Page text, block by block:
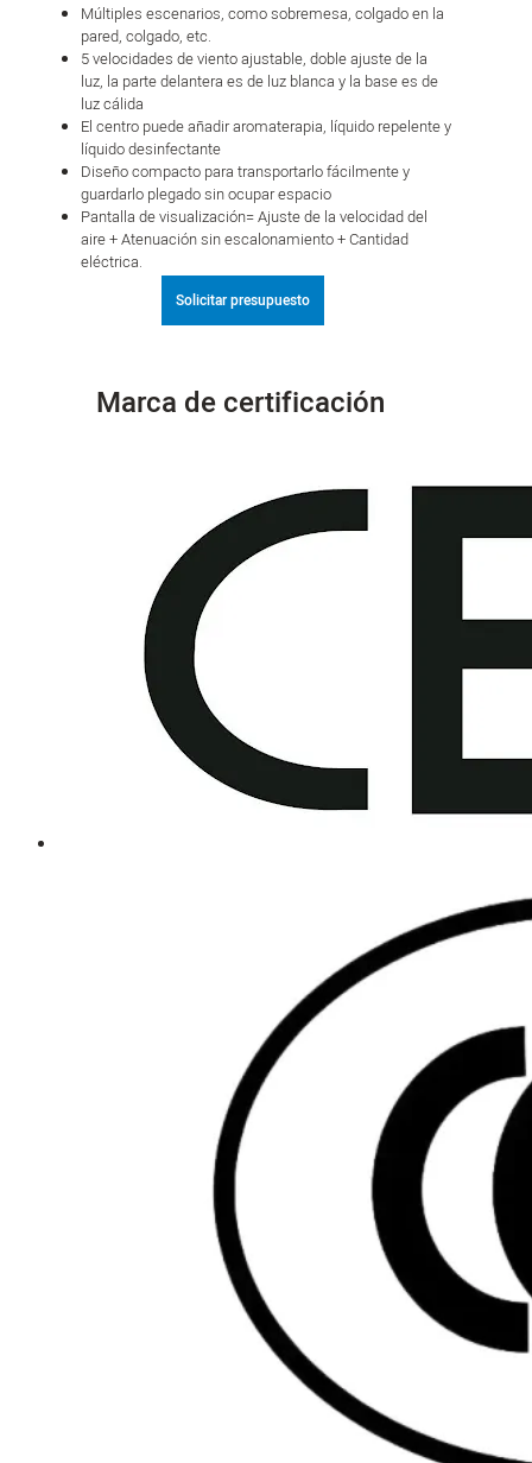
Múltiples escenarios, como sobremesa, colgado en la
pared, colgado, etc.
5 velocidades de viento ajustable, doble ajuste de la
luz, la parte delantera es de luz blanca y la base es de
luz cálida
El centro puede añadir aromaterapia, líquido repelente y
líquido desinfectante
Diseño compacto para transportarlo fácilmente y
guardarlo plegado sin ocupar espacio
Pantalla de visualización= Ajuste de la velocidad del
aire + Atenuación sin escalonamiento + Cantidad
eléctrica.
Solicitar presupuesto
Marca de certificación